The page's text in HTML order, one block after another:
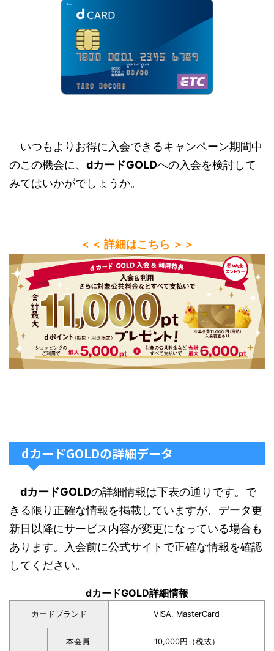
いつもよりお得に入会できるキャンペーン期間中
のこの機会に、 dカードGOLDへの入会を検討して
みてはいかがでしょうか。
＜＜ 詳細はこちら ＞＞
dカードGOLDの詳細データ
dカードGOLDの詳細情報は下表の通りです。で
きる限り正確な情報を掲載していますが、データ更
新日以降にサービス内容が変更になっている場合も
あります。入会前に公式サイトで正確な情報を確認
してください。
dカードGOLD詳細情報
カードブランド VISA, MasterCard
本会員 10,000円（税抜）